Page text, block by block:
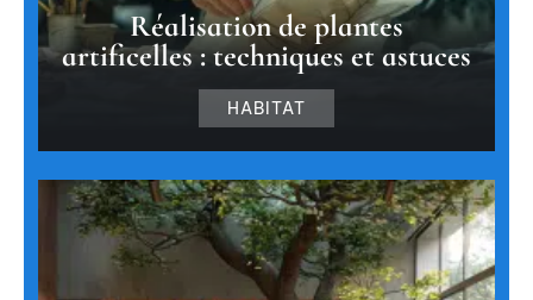
Réalisation de plantes
artificelles : techniques et astuces
HABITAT